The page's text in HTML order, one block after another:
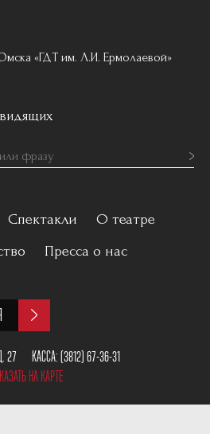
«ГДТ им. Л.И. Ермолаевой»
Спектакли
Вечерний репертуар
Пушкинская карта
О театре
История
Наши партнеры
Пресса о нас
27 КАССА:(3812) 67-36-31
НА КАРТЕ